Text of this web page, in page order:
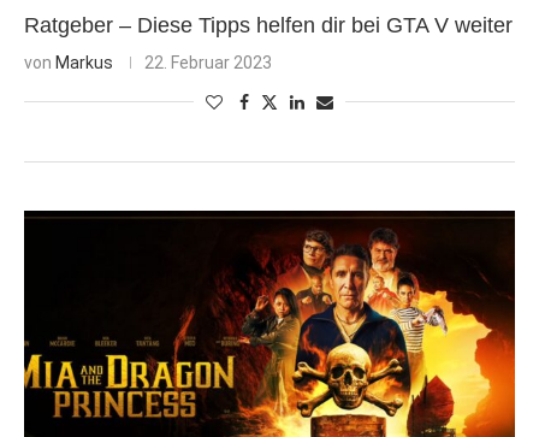
Ratgeber – Diese Tipps helfen dir bei GTA V weiter
von Markus 22. Februar 2023